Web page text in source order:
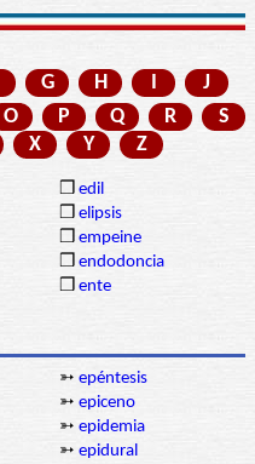
G H I
J
O P Q R
S
X Y Z
❒ edil
❒ elipsis
❒ empeine
❒ endodoncia
❒ ente
➳ epéntesis
➳ epiceno
➳ epidemia
➳ epidural